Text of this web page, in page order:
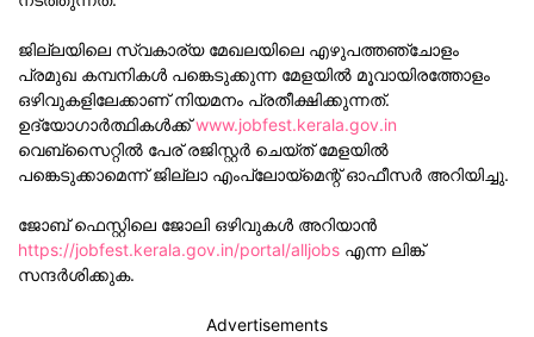
ജില്ലയിലെ സ്വകാര്യ മേഖലയിലെ എഴുപത്തഞ്ചോളം
പ്രമുഖ കമ്പനികള്‍ പങ്കെടുക്കുന്ന മേളയില്‍ മൂവായിരത്തോളം
ഒഴിവുകളിലേക്കാണ് നിയമനം പ്രതീക്ഷിക്കുന്നത്.
ഉദ്യോഗാര്‍ത്ഥികള്‍ക്ക്www.jobfest.kerala.gov.in
വെബ്സൈറ്റില്‍ പേര് രജിസ്റ്റര്‍ ചെയ്ത് മേളയില്‍
പങ്കെടുക്കാമെന്ന് ജില്ലാ എംപ്ലോയ്മെന്റ് ഓഫീസര്‍ അറിയിച്ചു.
ജോബ് ഫെസ്റ്റിലെ ജോലി ഒഴിവുകൾ അറിയാൻ
https://jobfest.kerala.gov.in/portal/alljobs എന്ന ലിങ്ക്
സന്ദർശിക്കുക.
Advertisements